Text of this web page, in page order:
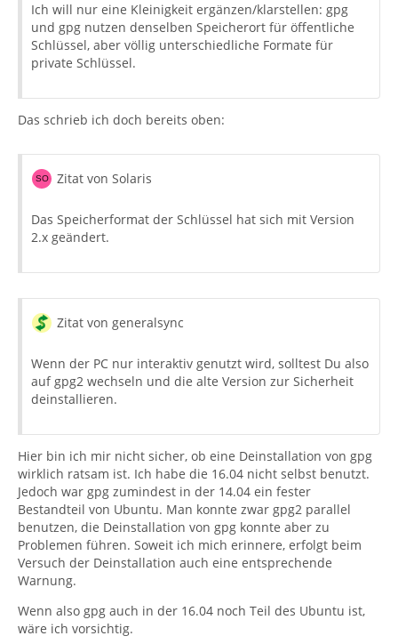
Ich will nur eine Kleinigkeit ergänzen/klarstellen: gpg
und gpg nutzen denselben Speicherort für öffentliche
Schlüssel, aber völlig unterschiedliche Formate für
private Schlüssel.
Das schrieb ich doch bereits oben:
Zitat von Solaris
Das Speicherformat der Schlüssel hat sich mit Version
2.x geändert.
Zitat von generalsync
Wenn der PC nur interaktiv genutzt wird, solltest Du also
auf gpg2 wechseln und die alte Version zur Sicherheit
deinstallieren.
Hier bin ich mir nicht sicher, ob eine Deinstallation von gpg
wirklich ratsam ist. Ich habe die 16.04 nicht selbst benutzt.
Jedoch war gpg zumindest in der 14.04 ein fester
Bestandteil von Ubuntu. Man konnte zwar gpg2 parallel
benutzen, die Deinstallation von gpg konnte aber zu
Problemen führen. Soweit ich mich erinnere, erfolgt beim
Versuch der Deinstallation auch eine entsprechende
Warnung.
Wenn also gpg auch in der 16.04 noch Teil des Ubuntu ist,
wäre ich vorsichtig.